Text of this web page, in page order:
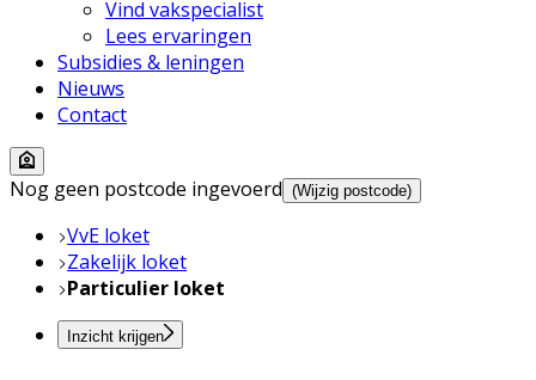
Vind vakspecialist
Lees ervaringen
Subsidies & leningen
Nieuws
Contact
Nog geen postcode ingevoerd (Wijzig postcode)
VvE loket
Zakelijk loket
Particulier loket
Inzicht krijgen